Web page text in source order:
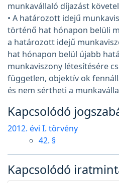
munkavállaló díjazást
• A határozott idejű
történő hat hónapon belüli
a határozott idejű
hat hónapon belül újabb
munkaviszony létesítésére
független, objektív ok
és nem sértheti a
Kapcsolódó
2012. évi I. törvény
42. §
Kapcsolódó